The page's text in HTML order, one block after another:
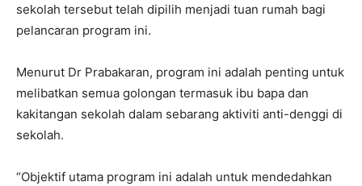
sekolah tersebut telah dipilih menjadi tuan rumah bagi
pelancaran program ini.
Menurut Dr Prabakaran, program ini adalah penting untuk
melibatkan semua golongan termasuk ibu bapa dan
kakitangan sekolah dalam sebarang aktiviti anti-denggi di
sekolah.
“Objektif utama program ini adalah untuk mendedahkan